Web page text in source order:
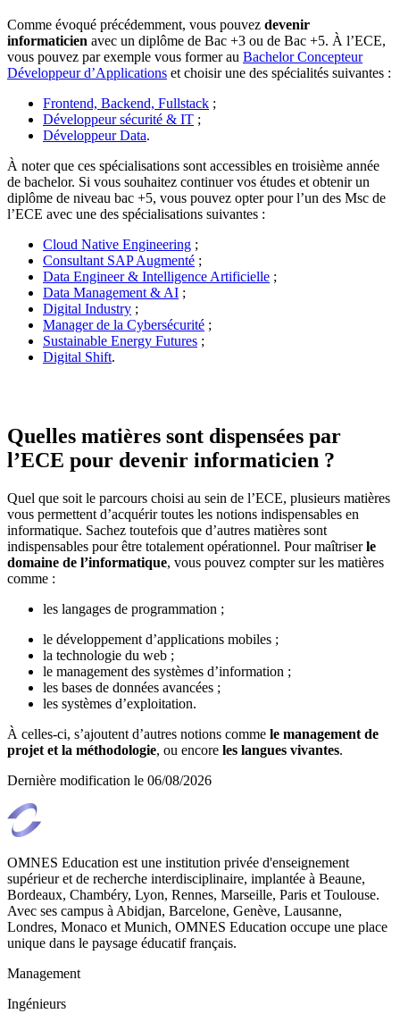
Comme évoqué précédemment, vous pouvez devenir
informaticien avec un diplôme de Bac +3 ou de Bac +5. À l’ECE,
vous pouvez par exemple vous former au Bachelor Concepteur
Développeur d’Applications et choisir une des spécialités suivantes :
Frontend, Backend, Fullstack ;
Développeur sécurité & IT ;
Développeur Data.
À noter que ces spécialisations sont accessibles en troisième année
de bachelor. Si vous souhaitez continuer vos études et obtenir un
diplôme de niveau bac +5, vous pouvez opter pour l’un des Msc de
l’ECE avec une des spécialisations suivantes :
Cloud Native Engineering ;
Consultant SAP Augmenté ;
Data Engineer & Intelligence Artificielle ;
Data Management & AI ;
Digital Industry ;
Manager de la Cybersécurité ;
Sustainable Energy Futures ;
Digital Shift.
Quelles matières sont dispensées par
l’ECE pour devenir informaticien ?
Quel que soit le parcours choisi au sein de l’ECE, plusieurs matières
vous permettent d’acquérir toutes les notions indispensables en
informatique. Sachez toutefois que d’autres matières sont
indispensables pour être totalement opérationnel. Pour maîtriserle
domaine de l’informatique, vous pouvez compter sur les matières
comme :
les langages de programmation ;
le développement d’applications mobiles ;
la technologie du web ;
le management des systèmes d’information ;
les bases de données avancées ;
les systèmes d’exploitation.
À celles-ci, s’ajoutent d’autres notions comme le management de
projet et la méthodologie, ou encore les langues vivantes.
Dernière modification le 06/08/2026
OMNES Education est une institution privée d'enseignement
supérieur et de recherche interdisciplinaire, implantée à Beaune,
Bordeaux, Chambéry, Lyon, Rennes, Marseille, Paris et Toulouse.
Avec ses campus à Abidjan, Barcelone, Genève, Lausanne,
Londres, Monaco et Munich, OMNES Education occupe une place
unique dans le paysage éducatif français.
Management
Ingénieurs